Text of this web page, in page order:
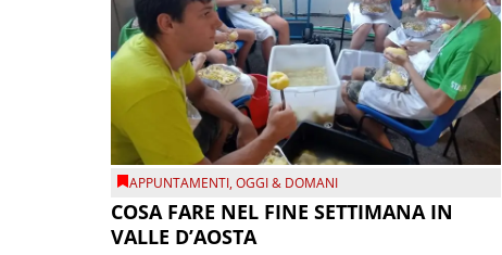
APPUNTAMENTI,OGGI & DOMANI
COSA FARE NEL FINE SETTIMANA IN
VALLE D’AOSTA